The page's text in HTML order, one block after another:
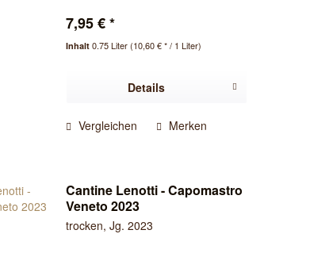
7,95 € *
Inhalt0.75 Liter(10,60 € * / 1 Liter)
Details
Vergleichen Merken
Cantine Lenotti - Capomastro
Veneto 2023
trocken, Jg. 2023